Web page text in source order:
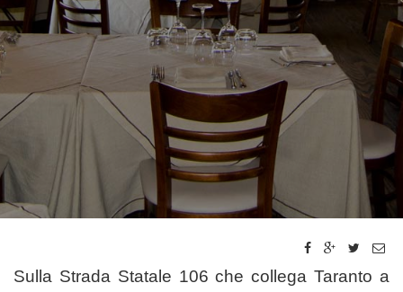
Sulla Strada Statale 106 che collega Taranto a